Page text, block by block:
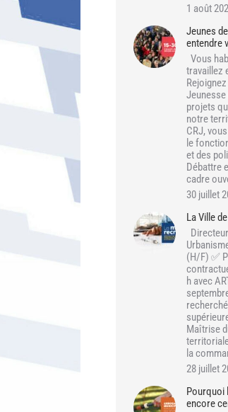
1 août
Jeunes
entendre
Vous
travaillez
projets
notre
CRJ,
le
et des
Débattre
cadre
30 juillet
La Ville
(H/F) ✅
h avec
Maîtrise
la
28 juillet
Pourquoi
encore